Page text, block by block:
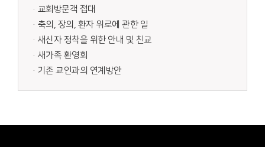
·교회방문객 접대
·축의, 장의, 환자 위로에 관한 일
·새신자 정착을 위한 안내 및 친교
·새가족 환영회
·기존 교인과의 연계방안